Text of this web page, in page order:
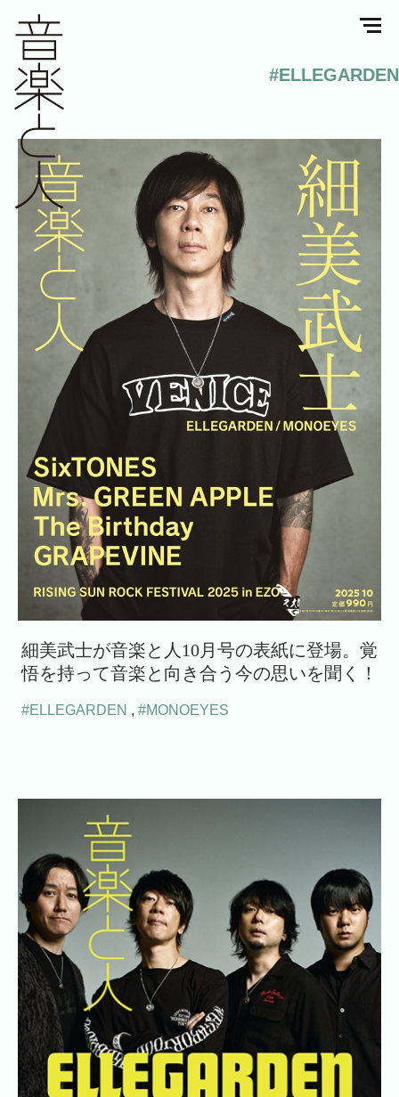
#ELLEGARDEN
細美武士が音楽と人10月号の表紙に登場。覚
悟を持って音楽と向き合う今の思いを聞く！
#ELLEGARDEN , #MONOEYES